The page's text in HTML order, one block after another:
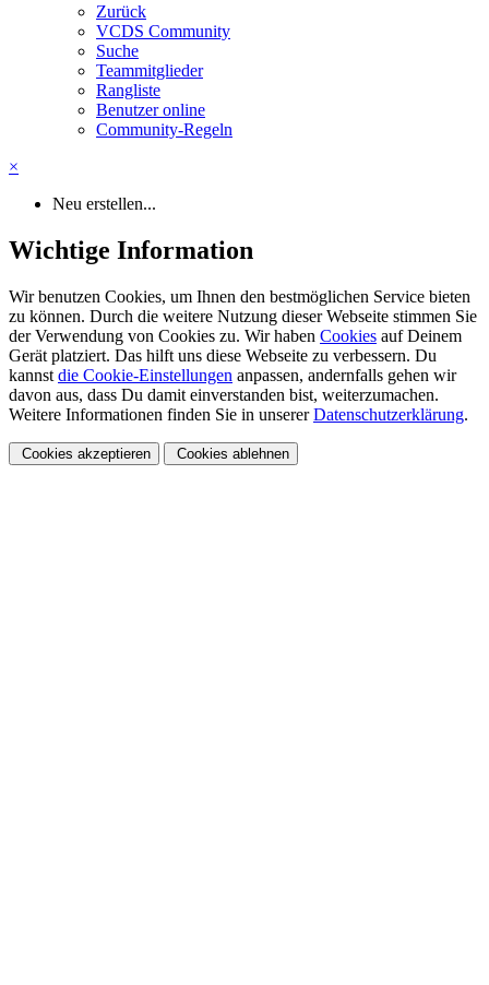
Zurück
VCDS Community
Suche
Teammitglieder
Rangliste
Benutzer online
Community-Regeln
×
Neu erstellen...
Wichtige Information
Wir benutzen Cookies, um Ihnen den bestmöglichen Service bieten
zu können. Durch die weitere Nutzung dieser Webseite stimmen Sie
der Verwendung von Cookies zu. Wir haben Cookies auf Deinem
Gerät platziert. Das hilft uns diese Webseite zu verbessern. Du
kannst die Cookie-Einstellungen anpassen, andernfalls gehen wir
davon aus, dass Du damit einverstanden bist, weiterzumachen.
Weitere Informationen finden Sie in unsererDatenschutzerklärung.
Cookies akzeptieren Cookies ablehnen